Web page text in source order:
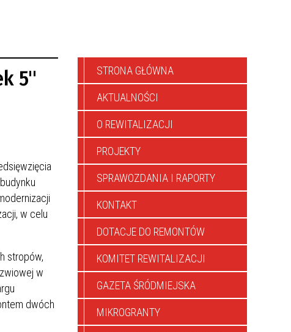
5"
w celu
stropów,
w
dwóch
STRONA GŁÓWNA
AKTUALNOŚCI
O REWITALIZACJI
PROJEKTY
SPRAWOZDANIA I RAPORTY
KONTAKT
DOTACJE DO REMONTÓW
KOMITET REWITALIZACJI
GAZETA ŚRÓDMIEJSKA
MIKROGRANTY